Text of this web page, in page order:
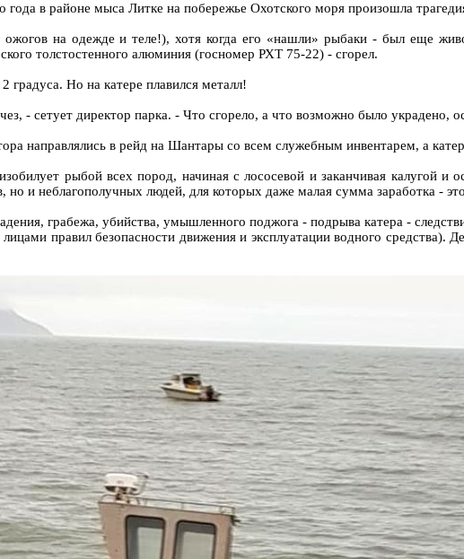
года в районе мыса Литке на побережье Охотского моря произошла
ожогов на одежде и теле!), хотя когда его «нашли» рыбаки - был еще
толстостенного алюминия (госномер РХТ 75-22) - сгорел.
градуса. Но на катере плавился металл!
- сетует директор парка. - Что сгорело, а что возможно было украдено,
направлялись в рейд на Шантары со всем служебным инвентарем, а
рыбой всех пород, начиная с лососевой и заканчивая калугой
но и неблагополучных людей, для которых даже малая сумма заработка -
грабежа, убийства, умышленного поджога - подрыва катера -
правил безопасности движения и эксплуатации водного